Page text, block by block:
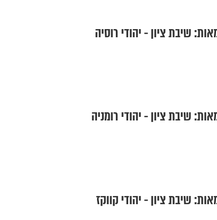
שיבת ציון - יהודי רוסיה
שיבת ציון - יהודי רומניה
שיבת ציון - יהודי קווקז